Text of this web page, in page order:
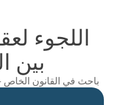
اللجوء
بين
باحث في القانون